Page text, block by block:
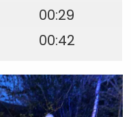
00:29
00:42